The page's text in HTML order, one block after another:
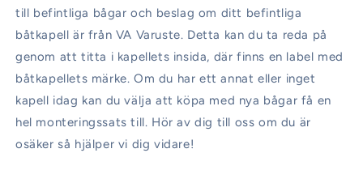
till befintliga bågar och beslag om ditt befintliga
båtkapell är från VA Varuste. Detta kan du ta reda på
genom att titta i kapellets insida, där finns en label med
båtkapellets märke. Om du har ett annat eller inget
kapell idag kan du välja att köpa med nya bågar få en
hel monteringssats till. Hör av dig till oss om du är
osäker så hjälper vi dig vidare!